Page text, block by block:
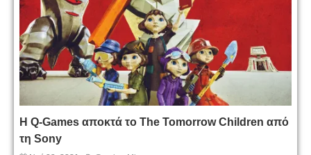
Η Q-Games αποκτά το The Tomorrow Children από
τη Sony